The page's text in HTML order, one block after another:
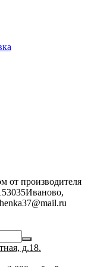
от производителя
Иваново,
д.18.